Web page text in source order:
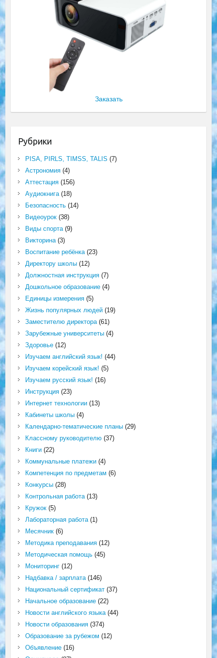
Заказать
Рубрики
PISA, PIRLS, TIMSS, TALIS (7)
Астрономия(4)
Аттестация(156)
Аудиокнига(18)
Безопасность(14)
Видеоурок(38)
Виды спорта(9)
Викторина(3)
Воспитание ребёнка(23)
Директору школы(12)
Должностная инструкция(7)
Дошкольное образование(4)
Единицы измерения(5)
Жизнь популярных людей(19)
Заместителю директора(61)
Зарубежные университеты(4)
Здоровье(12)
Изучаем английский язык! (44)
Изучаем корейский язык! (5)
Изучаем русский язык! (16)
Инструкция(23)
Интернет технологии(13)
Кабинеты школы(4)
Календарно-тематические планы(29)
Классному руководителю(37)
Книги(22)
Коммунальные платежи(4)
Компетенция по предметам (6)
Конкурсы(28)
Контрольная работа(13)
Кружок(5)
Лабораторная работа(1)
Месячник(6)
Методика преподавания(12)
Методическая помощь(45)
Мониторинг(12)
Надбавка / зарплата(146)
Национальный сертификат(37)
Начальное образование(22)
Новости английского языка(44)
Новости образования(374)
Образование за рубежом (12)
Объявление(16)